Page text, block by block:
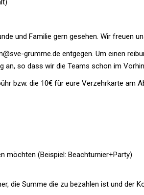
und Familie gern gesehen. Wir freuen
grumme.de entgegen. Um einen
so dass wir die Teams schon im
bzw. die 10€ für eure Verzehrkarte am
möchten (Beispiel: Beachturnier+Party)
die Summe die zu bezahlen ist und der